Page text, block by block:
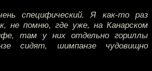
специфический. Я как-то раз
не помню, где уже, на Канарском
там у них отдельно гориллы
сидят, шимпанзе чудовищно